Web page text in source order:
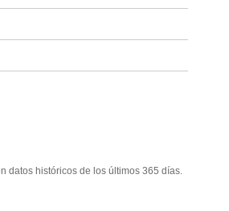
datos históricos de los últimos 365 días.